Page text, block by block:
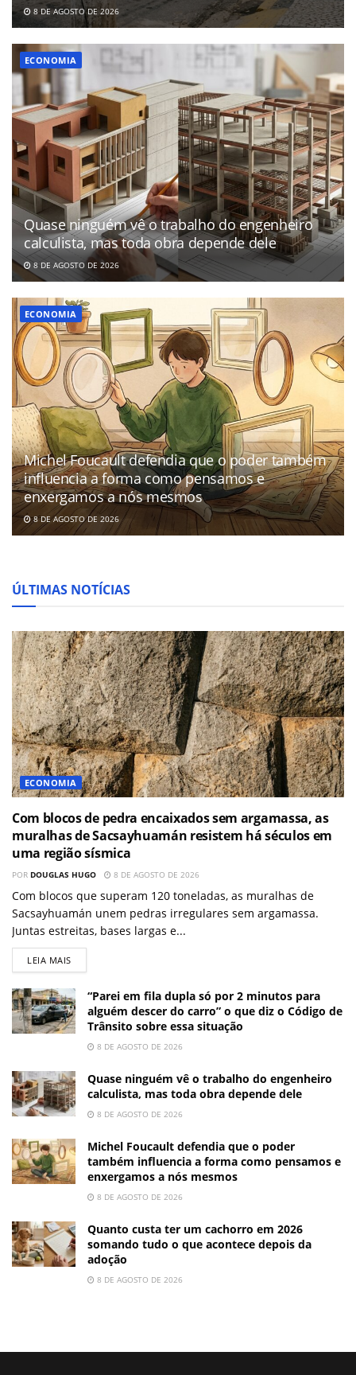
8 DE AGOSTO DE 2026
ECONOMIA
Quase ninguém vê o trabalho do engenheiro
calculista, mas toda obra depende dele
8 DE AGOSTO DE 2026
ECONOMIA
Michel Foucault defendia que o poder também
influencia a forma como pensamos e
enxergamos a nós mesmos
8 DE AGOSTO DE 2026
ÚLTIMAS NOTÍCIAS
ECONOMIA
Com blocos de pedra encaixados sem argamassa, as
muralhas de Sacsayhuamán resistem há séculos em
uma região sísmica
POR DOUGLAS HUGO 8 DE AGOSTO DE 2026
Com blocos que superam 120 toneladas, as muralhas de
Sacsayhuamán unem pedras irregulares sem argamassa.
Juntas estreitas, bases largas e...
LEIA MAIS
“Parei em fila dupla só por 2 minutos para
alguém descer do carro” o que diz o Código de
Trânsito sobre essa situação
8 DE AGOSTO DE 2026
Quase ninguém vê o trabalho do engenheiro
calculista, mas toda obra depende dele
8 DE AGOSTO DE 2026
Michel Foucault defendia que o poder
também influencia a forma como pensamos e
enxergamos a nós mesmos
8 DE AGOSTO DE 2026
Quanto custa ter um cachorro em 2026
somando tudo o que acontece depois da
adoção
8 DE AGOSTO DE 2026